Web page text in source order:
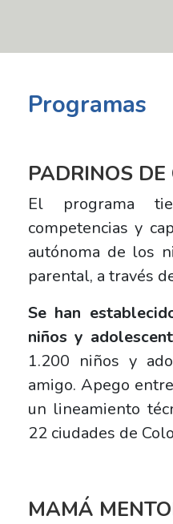
Programas
PADRINOS DE
El programa
competencias y
autónoma de los
parental, a través
Se han
niños y
1.200 niños y
amigo. Apego
un lineamiento
22 ciudades de
MAMÁ